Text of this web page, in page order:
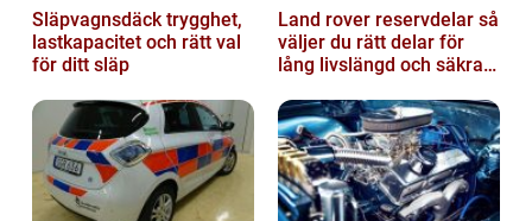
Släpvagnsdäck trygghet,
lastkapacitet och rätt val
för ditt släp
Land rover reservdelar så
väljer du rätt delar för
lång livslängd och säkra